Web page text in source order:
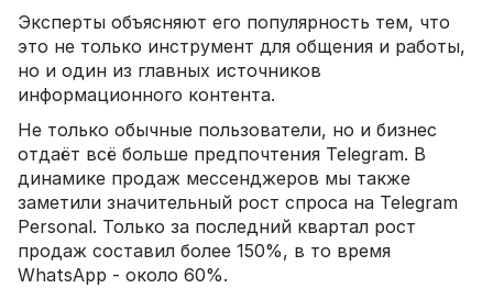
Эксперты объясняют его популярность тем, что
это не только инструмент для общения и работы,
но и один из главных источников
информационного контента.
Не только обычные пользователи, но и бизнес
отдаёт всё больше предпочтения Telegram. В
динамике продаж мессенджеров мы также
заметили значительный рост спроса на Telegram
Personal. Только за последний квартал рост
продаж составил более 150%, в то время
WhatsApp - около 60%.